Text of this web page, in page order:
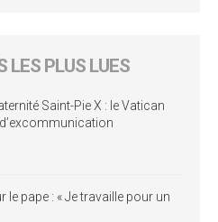
LES PLUS LUES
Saint-Pie X : le Vatican
le pape : « Je travaille pour un